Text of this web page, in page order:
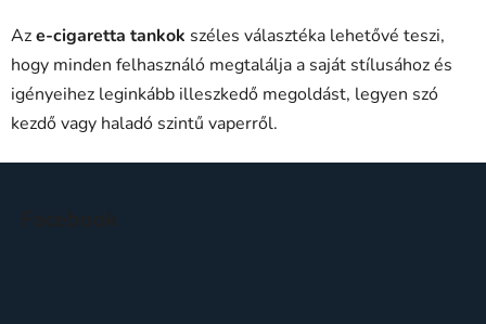
Aze-cigaretta tankok széles választéka lehetővé teszi,
hogy minden felhasználó megtalálja a saját stílusához és
igényeihez leginkább illeszkedő megoldást, legyen szó
kezdő vagy haladó szintű vaperről.